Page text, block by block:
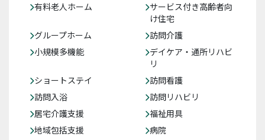
有料老人ホーム
サービス付き高齢者向
け住宅
グループホーム
訪問介護
小規模多機能
デイケア・通所リハビ
リ
ショートステイ
訪問看護
訪問入浴
訪問リハビリ
居宅介護支援
福祉用具
地域包括支援
病院